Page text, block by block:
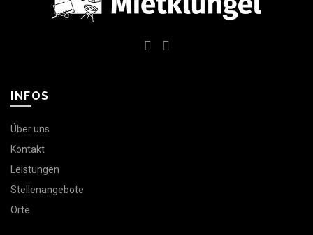
INFOS
Über uns
Kontakt
Leistungen
Stellenangebote
Orte